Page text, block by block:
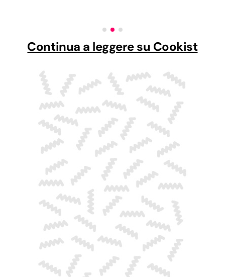
Continua a leggere su Cookist